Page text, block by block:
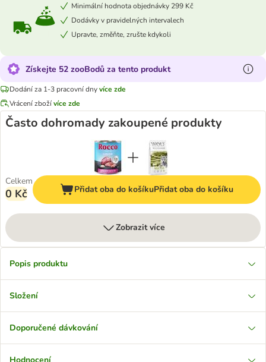
Minimální hodnota objednávky 299 Kč
Dodávky v pravidelných intervalech
Upravte, změňte, zrušte kdykoli
Získejte 52 zooBodů za tento produkt
Dodání za 1-3 pracovní dnyvíce zde
Vrácení zbožívíce zde
Často dohromady zakoupené produkty
Celkem
0 Kč Přidat oba do košíkuPřidat oba do košíku
Zobrazit více
Popis produktu
Složení
Doporučené dávkování